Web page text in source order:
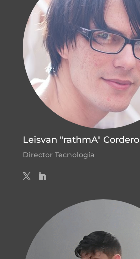
Leisvan "rathmA" Cordero
Director Tecnología